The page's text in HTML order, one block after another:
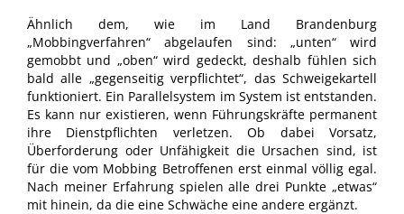
Ähnlich dem, wie im Land Brandenburg
„Mobbingverfahren“ abgelaufen sind: „unten“ wird
gemobbt und „oben“ wird gedeckt, deshalb fühlen sich
bald alle „gegenseitig verpflichtet“, das Schweigekartell
funktioniert. Ein Parallelsystem im System ist entstanden.
Es kann nur existieren, wenn Führungskräfte permanent
ihre Dienstpflichten verletzen. Ob dabei Vorsatz,
Überforderung oder Unfähigkeit die Ursachen sind, ist
für die vom Mobbing Betroffenen erst einmal völlig egal.
Nach meiner Erfahrung spielen alle drei Punkte „etwas“
mit hinein, da die eine Schwäche eine andere ergänzt.